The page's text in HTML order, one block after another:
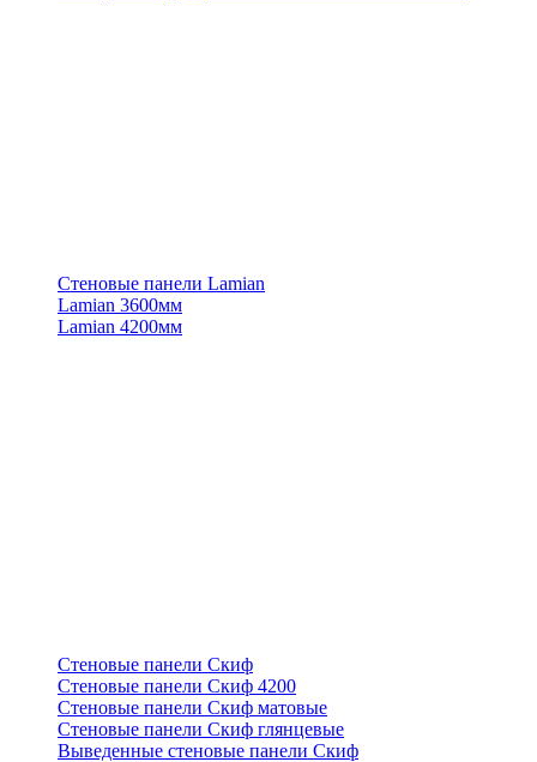
Стеновые панели Lamian
Lamian 3600мм
Lamian 4200мм
Стеновые панели Скиф
Стеновые панели Скиф 4200
Стеновые панели Скиф матовые
Стеновые панели Скиф глянцевые
Выведенные стеновые панели Скиф